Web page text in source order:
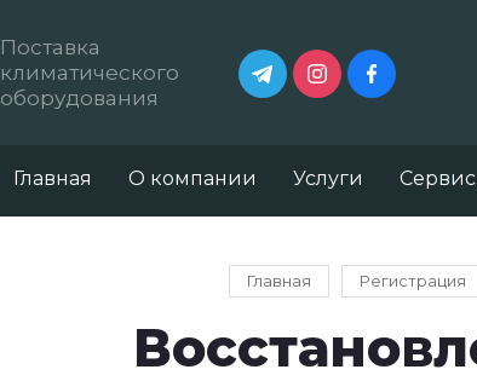
Поставка
климатического
оборудования
Главная О компании Услуги
Главная Регистрация